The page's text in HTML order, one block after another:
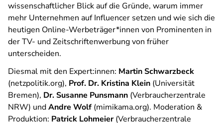
wissenschaftlicher Blick auf die Gründe, warum immer
mehr Unternehmen auf Influencer setzen und wie sich die
heutigen Online-Werbeträger*innen von Prominenten in
der TV- und Zeitschriftenwerbung von früher
unterscheiden.
Diesmal mit den Expert:innen: Martin Schwarzbeck
(netzpolitik.org), Prof. Dr. Kristina Klein (Universität
Bremen), Dr. Susanne Punsmann (Verbraucherzentrale
NRW) undAndre Wolf (mimikama.org). Moderation &
Produktion: Patrick Lohmeier(Verbraucherzentrale